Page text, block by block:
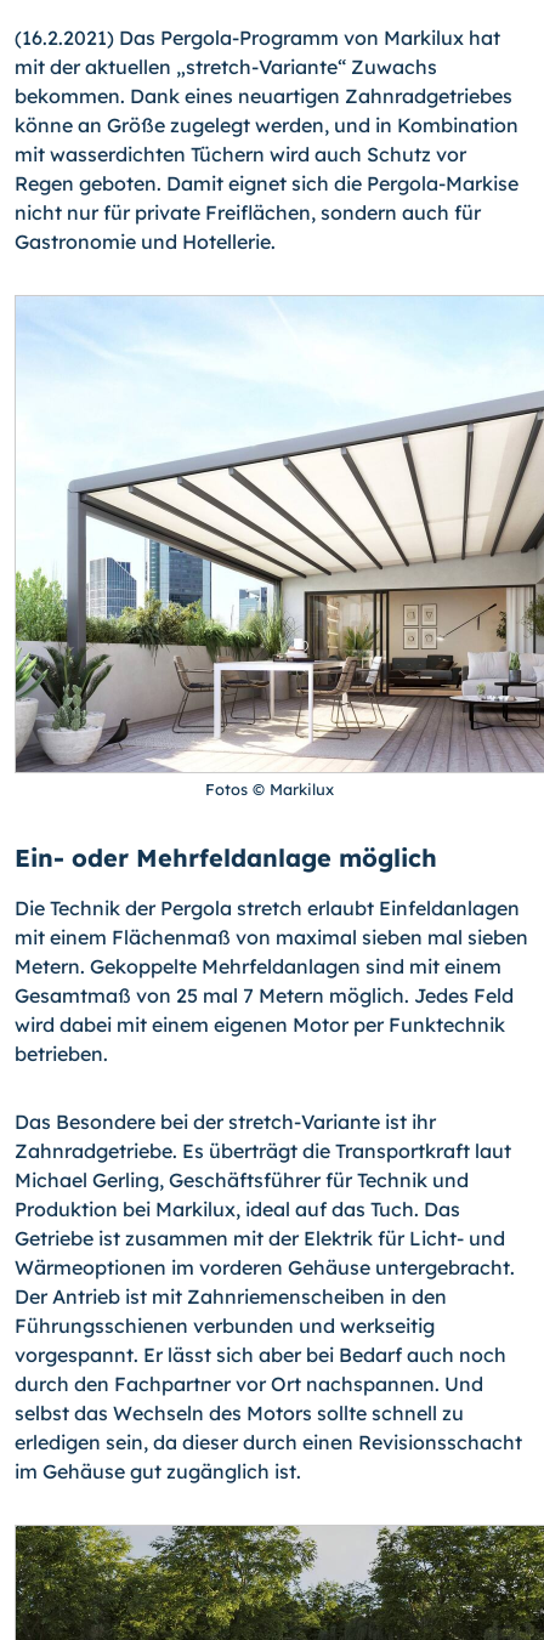
(16.2.2021) Das Pergola-Programm von Markilux hat
mit der aktuellen „stretch-Vari­an­te“ Zuwachs
bekommen. Dank eines neuartigen Zahnradgetriebes
könne an Größe zugelegt werden, und in Kombination
mit wasserdichten Tüchern wird auch Schutz vor
Regen geboten. Damit eignet sich die Pergola-Markise
nicht nur für private Freiflächen, sondern auch für
Gastronomie und Hotellerie.
Fotos © Markilux
Ein- oder Mehrfeldanlage möglich
Die Technik der Pergola stretch erlaubt Einfeldanlagen
mit einem Flächenmaß von maximal sieben mal sieben
Metern. Gekoppelte Mehrfeldanlagen sind mit einem
Gesamtmaß von 25 mal 7 Metern möglich. Jedes Feld
wird dabei mit einem eigenen Motor per Funktechnik
betrieben.
Das Besondere bei der stretch-Variante ist ihr
Zahnradgetriebe. Es überträgt die Transportkraft laut
Michael Gerling, Geschäftsführer für Technik und
Produktion bei Markilux, ideal auf das Tuch. Das
Getriebe ist zusammen mit der Elektrik für Licht- und
Wärmeoptionen im vorderen Gehäuse untergebracht.
Der Antrieb ist mit Zahnriemenscheiben in den
Führungsschienen verbunden und werkseitig
vorgespannt. Er lässt sich aber bei Bedarf auch noch
durch den Fachpartner vor Ort nachspannen. Und
selbst das Wechseln des Motors sollte schnell zu
erledigen sein, da dieser durch einen Revisionsschacht
im Gehäuse gut zugänglich ist.